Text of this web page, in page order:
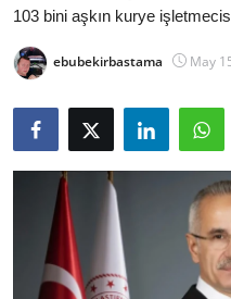
Kamu Kurumları ve Üst
Resmi Reklamlar
103 bini aşkın kurye
ebubekirbastama May